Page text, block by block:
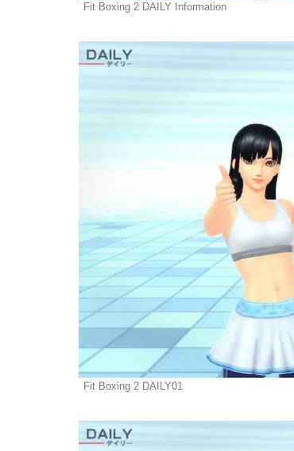
Fit Boxing 2 DAILY Information
Fit Boxing 2 DAILY01